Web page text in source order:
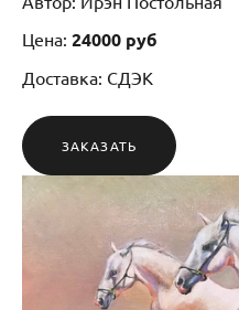
Цена: 24000 руб
Доставка: СДЭК
ЗАКАЗАТЬ